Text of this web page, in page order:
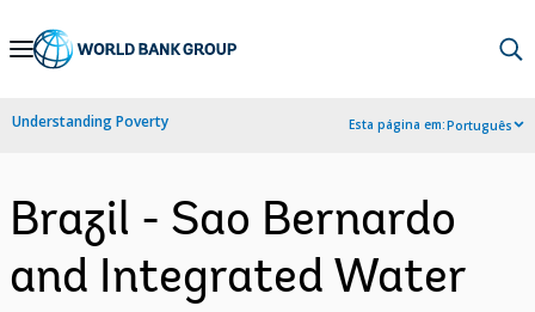
Skip
Navigation
Understanding Poverty Esta página em:Português
Brazil - Sao Bernardo
and Integrated Water